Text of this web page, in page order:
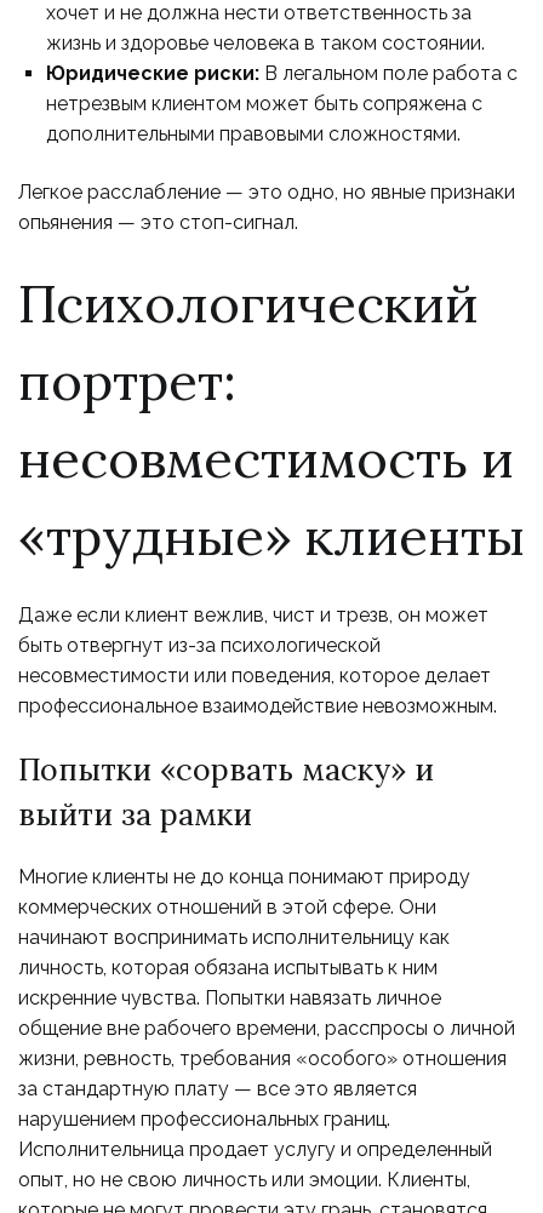
хочет и не должна нести ответственность за
жизнь и здоровье человека в таком состоянии.
Юридические риски: В легальном поле работа с
нетрезвым клиентом может быть сопряжена с
дополнительными правовыми сложностями.
Легкое расслабление — это одно, но явные признаки
опьянения — это стоп-сигнал.
Психологический
портрет:
несовместимость и
«трудные» клиенты
Даже если клиент вежлив, чист и трезв, он может
быть отвергнут из-за психологической
несовместимости или поведения, которое делает
профессиональное взаимодействие невозможным.
Попытки «сорвать маску» и
выйти за рамки
Многие клиенты не до конца понимают природу
коммерческих отношений в этой сфере. Они
начинают воспринимать исполнительницу как
личность, которая обязана испытывать к ним
искренние чувства. Попытки навязать личное
общение вне рабочего времени, расспросы о личной
жизни, ревность, требования «особого» отношения
за стандартную плату — все это является
нарушением профессиональных границ.
Исполнительница продает услугу и определенный
опыт, но не свою личность или эмоции. Клиенты,